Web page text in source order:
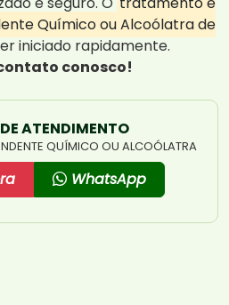
Químico ou Alcoólatra de
iniciado rapidamente.
conosco!
ATENDIMENTO
QUÍMICO OU ALCOÓLATRA
WhatsApp